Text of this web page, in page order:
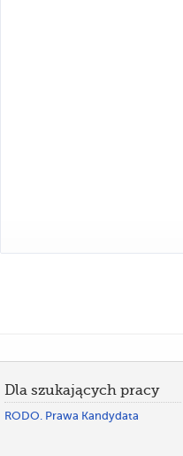
Dla szukających pracy
RODO. Prawa Kandydata